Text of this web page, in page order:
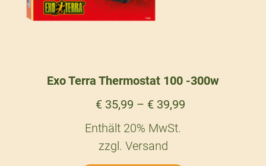
Exo Terra Thermostat 100 -300w
€ 35,99 – € 39,99
Enthält 20% MwSt.
zzgl. Versand